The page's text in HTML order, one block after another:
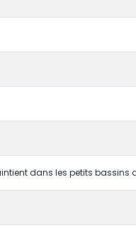
dans les petits